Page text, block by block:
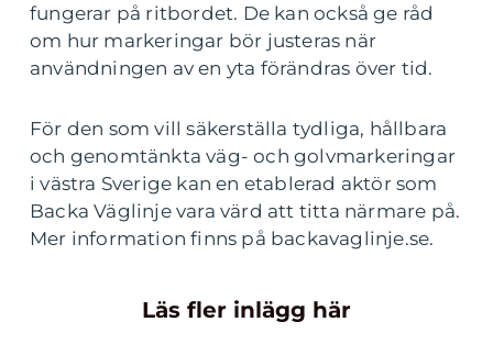
fungerar på ritbordet. De kan också ge råd
om hur markeringar bör justeras när
användningen av en yta förändras över tid.
För den som vill säkerställa tydliga, hållbara
och genomtänkta väg- och golvmarkeringar
i västra Sverige kan en etablerad aktör som
Backa Väglinje vara värd att titta närmare på.
Mer information finns på backavaglinje.se.
Läs fler inlägg här